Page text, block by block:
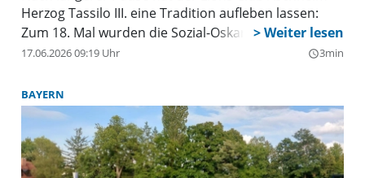
Herzog Tassilo III. eine Tradition aufleben lassen:
Zum 18. Mal wurden die Sozial-Oskars verliehen.
17.06.2026 09:19 Uhr query_builder3min
BAYERN